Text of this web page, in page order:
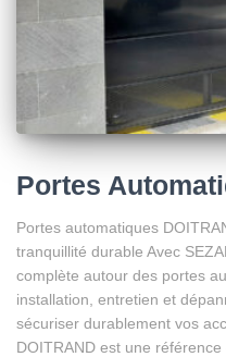
Portes
Portes automatiques
tranquillité durable Avec
complète autour des portes
installation, entretien et
sécuriser durablement vos
DOITRAND est une